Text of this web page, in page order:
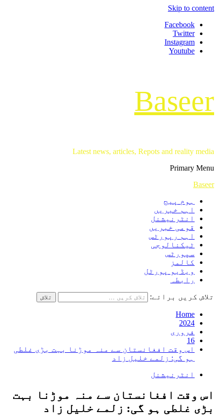
Skip to content
Facebook
Twitter
Instagram
Youtube
Baseer
Latest news, articles, Repots and reality media
Primary Menu
Baseer
ہوم پیج
اہم خبریں
انٹرنیشنل
قومی خبریں
اہم رپورٹس
ٹیکنالوجی
سپورٹس
کالمز
ویڈیو پورٹل
رابطہ
تلاش کریں برائے:
Home
2024
فروری
16
اس وقت افغانستان سے منہ موڑنا بہت بڑی غلطی
ہو گی: زلمے خلیل زاد
انٹرنیشنل
اس وقت افغانستان سے منہ موڑنا بہت
بڑی غلطی ہو گی: زلمے خلیل زاد